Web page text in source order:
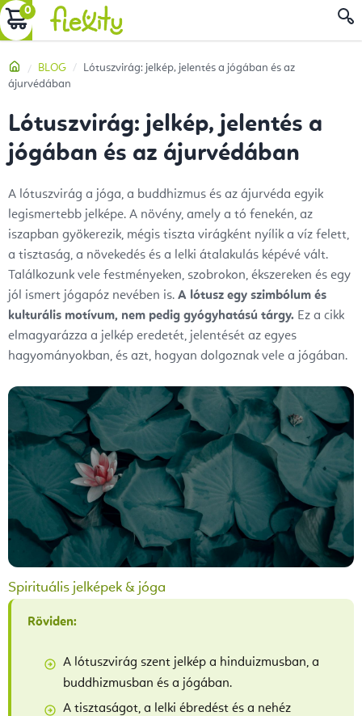
Ugrás
a
tartalomhoz
KOSÁR
Kezdőlap
BLOG
Lótuszvirág: jelkép, jelentés a jógában és az
ájurvédában
Lótuszvirág: jelkép, jelentés a
jógában és az ájurvédában
A lótuszvirág a jóga, a buddhizmus és az ájurvéda egyik
legismertebb jelképe. A növény, amely a tó fenekén, az
iszapban gyökerezik, mégis tiszta virágként nyílik a víz felett,
a tisztaság, a növekedés és a lelki átalakulás képévé vált.
Találkozunk vele festményeken, szobrokon, ékszereken és egy
jól ismert jógapóz nevében is. A lótusz egy szimbólum és
kulturális motívum, nem pedig gyógyhatású tárgy. Ez a cikk
elmagyarázza a jelkép eredetét, jelentését az egyes
hagyományokban, és azt, hogyan dolgoznak vele a jógában.
Spirituális jelképek & jóga
Röviden:
A lótuszvirág szent jelkép a hinduizmusban, a
buddhizmusban és a jógában.
A tisztaságot, a lelki ébredést és a nehéz